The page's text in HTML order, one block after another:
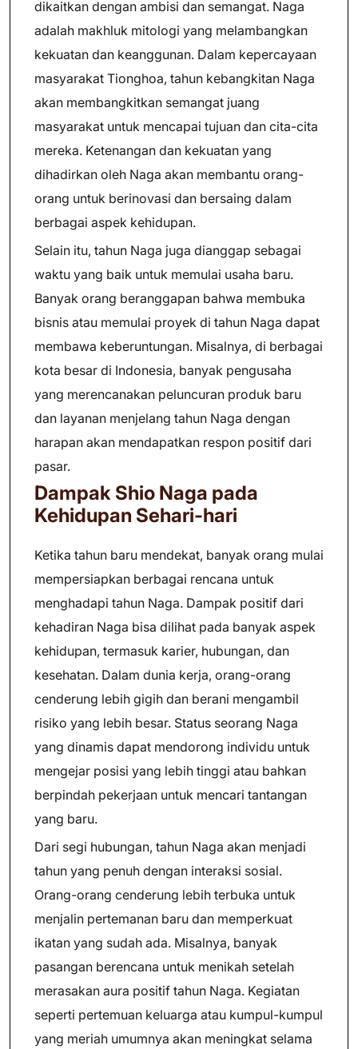
dikaitkan dengan ambisi dan semangat. Naga
adalah makhluk mitologi yang melambangkan
kekuatan dan keanggunan. Dalam kepercayaan
masyarakat Tionghoa, tahun kebangkitan Naga
akan membangkitkan semangat juang
masyarakat untuk mencapai tujuan dan cita-cita
mereka. Ketenangan dan kekuatan yang
dihadirkan oleh Naga akan membantu orang-
orang untuk berinovasi dan bersaing dalam
berbagai aspek kehidupan.
Selain itu, tahun Naga juga dianggap sebagai
waktu yang baik untuk memulai usaha baru.
Banyak orang beranggapan bahwa membuka
bisnis atau memulai proyek di tahun Naga dapat
membawa keberuntungan. Misalnya, di berbagai
kota besar di Indonesia, banyak pengusaha
yang merencanakan peluncuran produk baru
dan layanan menjelang tahun Naga dengan
harapan akan mendapatkan respon positif dari
pasar.
Dampak Shio Naga pada
Kehidupan Sehari-hari
Ketika tahun baru mendekat, banyak orang mulai
mempersiapkan berbagai rencana untuk
menghadapi tahun Naga. Dampak positif dari
kehadiran Naga bisa dilihat pada banyak aspek
kehidupan, termasuk karier, hubungan, dan
kesehatan. Dalam dunia kerja, orang-orang
cenderung lebih gigih dan berani mengambil
risiko yang lebih besar. Status seorang Naga
yang dinamis dapat mendorong individu untuk
mengejar posisi yang lebih tinggi atau bahkan
berpindah pekerjaan untuk mencari tantangan
yang baru.
Dari segi hubungan, tahun Naga akan menjadi
tahun yang penuh dengan interaksi sosial.
Orang-orang cenderung lebih terbuka untuk
menjalin pertemanan baru dan memperkuat
ikatan yang sudah ada. Misalnya, banyak
pasangan berencana untuk menikah setelah
merasakan aura positif tahun Naga. Kegiatan
seperti pertemuan keluarga atau kumpul-kumpul
yang meriah umumnya akan meningkat selama